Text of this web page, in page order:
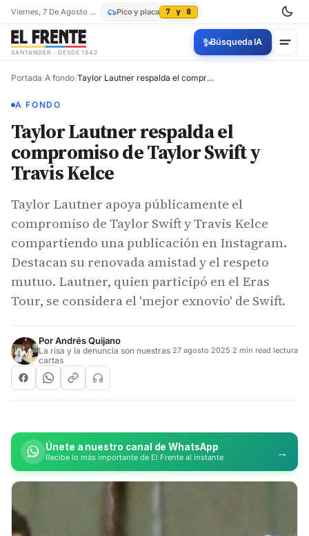
Viernes, 7 De Agosto De 2026 Pico y placa 7 y 8
SANTANDER · DESDE 1942
✨Búsqueda IA
Portada/A fondo/ Taylor Lautner respalda el compromiso de Taylor Swift y Travis Kelce
A FONDO
Taylor Lautner respalda el
compromiso de Taylor Swift y
Travis Kelce
Taylor Lautner apoya públicamente el
compromiso de Taylor Swift y Travis Kelce
compartiendo una publicación en Instagram.
Destacan su renovada amistad y el respeto
mutuo. Lautner, quien participó en el Eras
Tour, se considera el 'mejor exnovio' de Swift.
PorAndrés Quijano
La risa y la denuncia son nuestras
cartas
27 agosto 2025·2 min read lectura
Únete a nuestro canal de WhatsApp
Recibe lo más importante de El Frente al instante →